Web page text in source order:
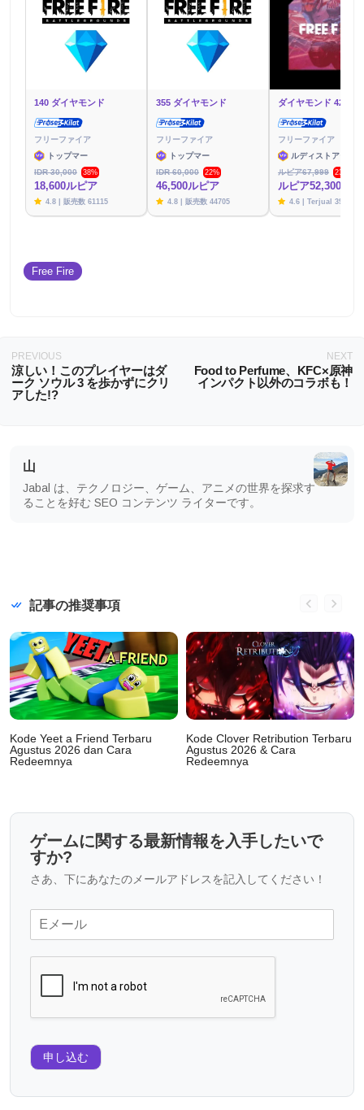
140 ダイヤモンド
フリーファイア
トップマー
IDR 30,000
38%
18,600ルピア
4.8 | 販売数 61115
355 ダイヤモンド
フリーファイア
トップマー
IDR 60,000
22%
46,500ルピア
4.8 | 販売数 44705
ダイヤモンド 425 個
フリーファイア
ルディストアーズ
ルピア67,999
23%
ルピア52,300
4.6 | Terjual 39783
Free Fire
PREVIOUS
涼しい！このプレイヤーはダ
ーク ソウル 3 を歩かずにクリ
アした!?
NEXT
Food to Perfume、KFC×原神
インパクト以外のコラボも！
山
Jabal は、テクノロジー、ゲーム、アニメの世界を探求す
ることを好む SEO コンテンツ ライターです。
記事の推奨事項
Kode Yeet a Friend Terbaru
Agustus 2026 dan Cara
Redeemnya
Kode Clover Retribution Terbaru
Agustus 2026 & Cara
Redeemnya
ゲームに関する最新情報を入手したいで
すか?
さあ、下にあなたのメールアドレスを記入してください！
申し込む